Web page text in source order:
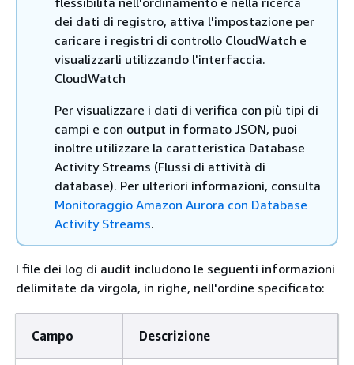
dei dati di registro, attiva l'impostazione per
caricare i registri di controllo CloudWatch e
visualizzarli utilizzando l'interfaccia.
CloudWatch
Per visualizzare i dati di verifica con più tipi di
campi e con output in formato JSON, puoi
inoltre utilizzare la caratteristica Database
Activity Streams (Flussi di attività di
database). Per ulteriori informazioni, consulta
Monitoraggio Amazon Aurora con Database
Activity Streams.
I file dei log di audit includono le seguenti informazioni
delimitate da virgola, in righe, nell'ordine specificato:
Campo Descrizione